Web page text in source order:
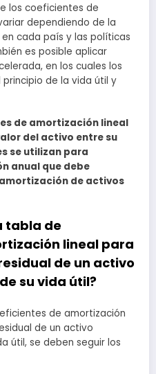
los coeficientes de
dependiendo de la
cada país y las políticas
es posible aplicar
en los cuales los
de la vida útil y
de amortización lineal
del activo entre su
se utilizan para
anual que debe
de activos
tabla de
lineal para
de un activo
su vida útil?
de amortización
de un activo
útil, se deben seguir los